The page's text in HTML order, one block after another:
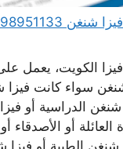
الكويت، يعمل
سواء كانت فيزا
شنغن الدراسية أو
العائلة أو الأصدقاء